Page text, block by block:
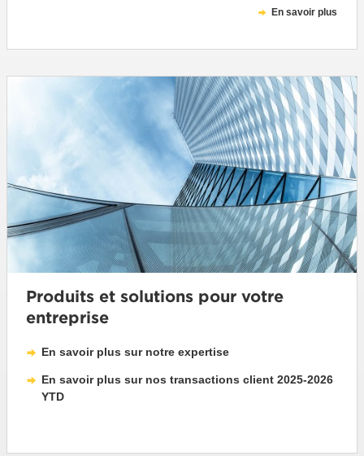
En savoir plus
Produits et solutions pour votre
entreprise
En savoir plus sur notre expertise
En savoir plus sur nos transactions client 2025-2026
YTD